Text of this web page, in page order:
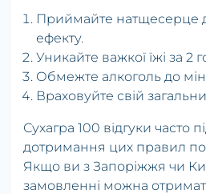
Приймайте натщесерце
ефекту.
Уникайте важкої їжі за 2
Обмежте алкоголь до
Враховуйте свій
Сухагра 100 відгуки часто
дотримання цих правил
Якщо ви з Запоріжжя чи
замовленні можна